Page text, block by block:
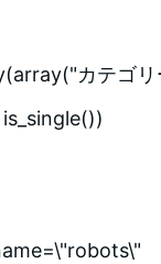
カテゴリ